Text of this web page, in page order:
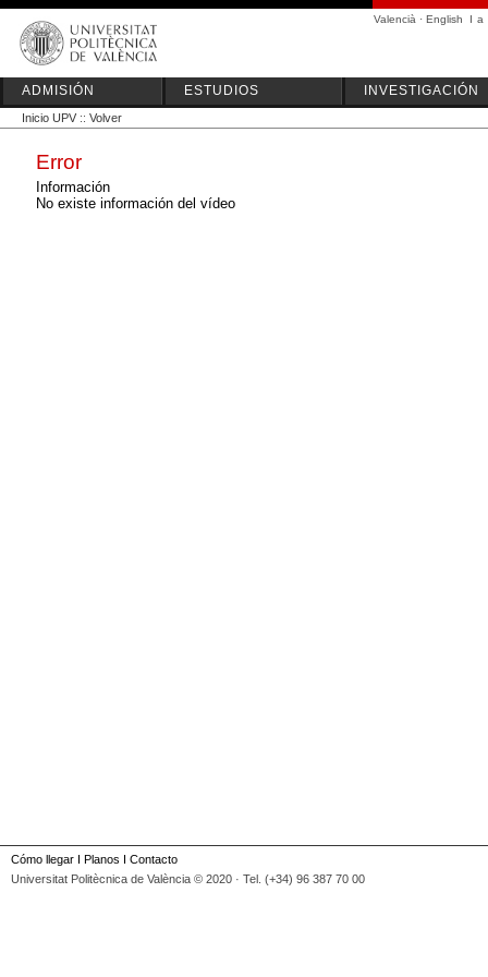
Valencià · English I a
ADMISIÓN ESTUDIOS INVESTIGACIÓN
Inicio UPV :: Volver
Error
Información
No existe información del vídeo
Cómo llegar I Planos I Contacto
Universitat Politècnica de València © 2020 · Tel. (+34) 96 387 70 00